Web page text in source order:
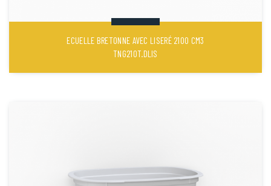
ECUELLE BRETONNE AVEC LISERÉ 2100 CM3
TNG210T.DLIS